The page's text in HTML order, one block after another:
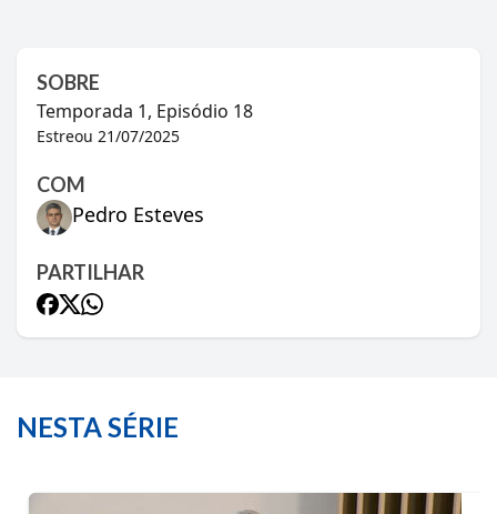
SOBRE
Temporada 1, Episódio 18
Estreou 21/07/2025
COM
Pedro Esteves
PARTILHAR
NESTA SÉRIE